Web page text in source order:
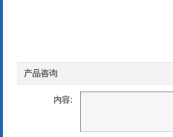
产品咨询
内容: